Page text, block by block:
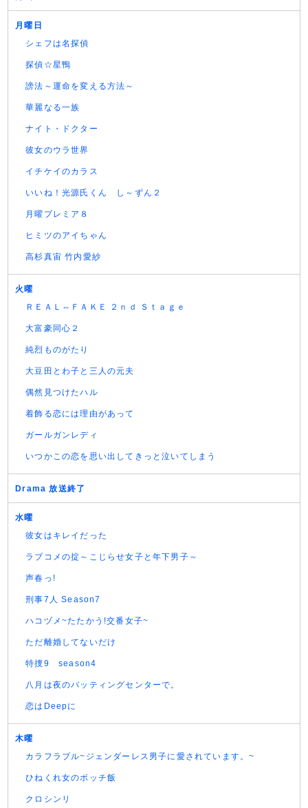
月曜日
シェフは名探偵
探偵☆星鴨
謗法～運命を変える方法～
華麗なる一族
ナイト・ドクター
彼女のウラ世界
イチケイのカラス
いいね！光源氏くん し～ずん２
月曜プレミア８
ヒミツのアイちゃん
高杉真宙 竹内愛紗
火曜
ＲＥＡＬ⇔ＦＡＫＥ ２ｎｄ Ｓｔａｇｅ
大富豪同心２
純烈ものがたり
大豆田とわ子と三人の元夫
偶然見つけたハル
着飾る恋には理由があって
ガールガンレディ
いつかこの恋を思い出してきっと泣いてしまう
Drama 放送終了
水曜
彼女はキレイだった
ラブコメの掟～こじらせ女子と年下男子～
声春っ!
刑事7人 Season7
ハコヅメ~たたかう!交番女子~
ただ離婚してないだけ
特捜9 season4
八月は夜のバッティングセンターで。
恋はDeepに
木曜
カラフラブル~ジェンダーレス男子に愛されています。~
ひねくれ女のボッチ飯
クロシンリ